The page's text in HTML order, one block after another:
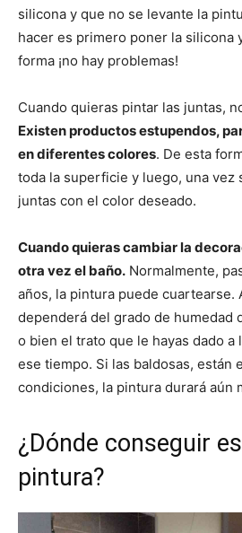
silicona y que no se levante la
hacer es primero poner la silicona
forma ¡no hay problemas!
Cuando quieras pintar las juntas,
Existen productos estupendos,
en diferentes colores. De esta
toda la superficie y luego, una vez
juntas con el color deseado.
Cuando quieras cambiar la
otra vez el baño. Normalmente,
años, la pintura puede cuartearse.
dependerá del grado de humedad
o bien el trato que le hayas dado a
ese tiempo. Si las baldosas, están
condiciones, la pintura durará aún
¿Dónde conseguir
pintura?